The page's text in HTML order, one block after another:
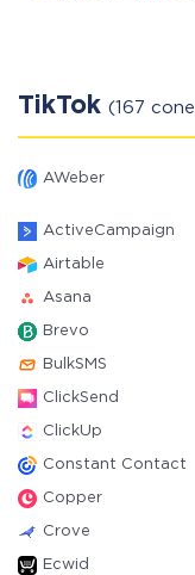
TikTok (167
AWeber
ActiveCampaign
Airtable
Asana
Brevo
BulkSMS
ClickSend
ClickUp
Constant Contact
Copper
Crove
Ecwid